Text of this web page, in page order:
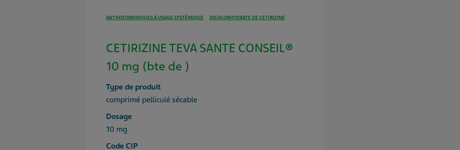
ANTIHISTAMINIQUES À USAGE SYSTÉMIQUE DICHLORHYDRATE DE CETIRIZINE
CETIRIZINE TEVA SANTE CONSEIL®
10 mg (bte de )
Type de produit
comprimé pelliculé sécable
Dosage
10 mg
Code CIP